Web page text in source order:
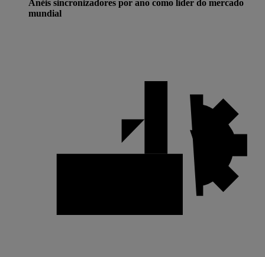
Anéis sincronizadores por ano como líder do mercado
mundial